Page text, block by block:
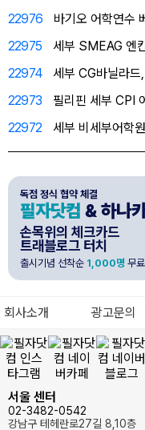
22976
바기오 어학연수
22975
세부 SMEAG 엔
22974
세부 CG바닐라
22973
필리핀 세부 CPI
22972
세부 비세부어학
필자닷컴 & 하나
독점 정식 협약 체결
손목위의 체크카드
트래블로그 터치
출시기념 선착순 1,000명 무
회사소개 광고문의
서울 센터
02-3482-0542
강남구 테헤란로27길 8,10층